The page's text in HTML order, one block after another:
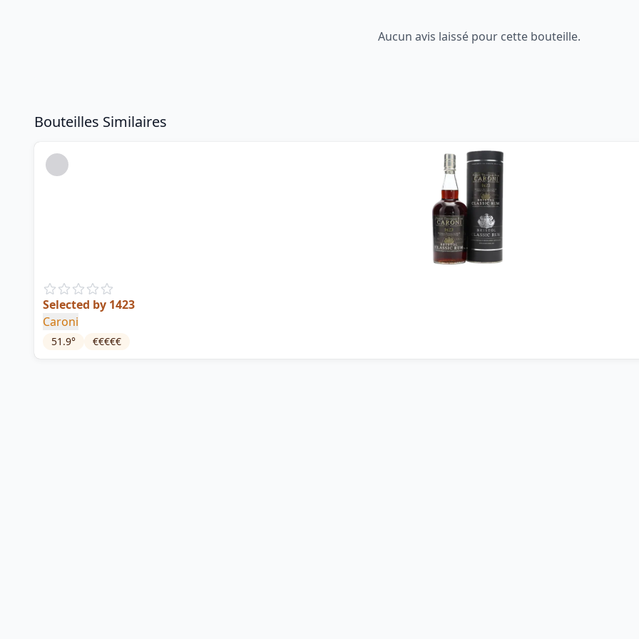
Aucun avis laissé pour cette bouteille.
Bouteilles Similaires
Selected by 1423
Caroni
51.9° €€€€€